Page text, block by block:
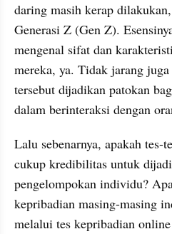
daring masih kerap
Generasi Z (Gen Z).
mengenal sifat dan
mereka, ya. Tidak jarang
tersebut dijadikan patokan
dalam berinteraksi dengan
Lalu sebenarnya, apakah tes-
cukup kredibilitas untuk
pengelompokan individu?
kepribadian masing-masing
melalui tes kepribadian